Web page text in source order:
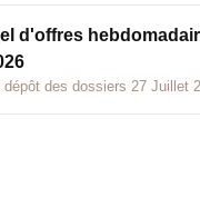
d'offres
dépôt des dossiers 27 Juillet